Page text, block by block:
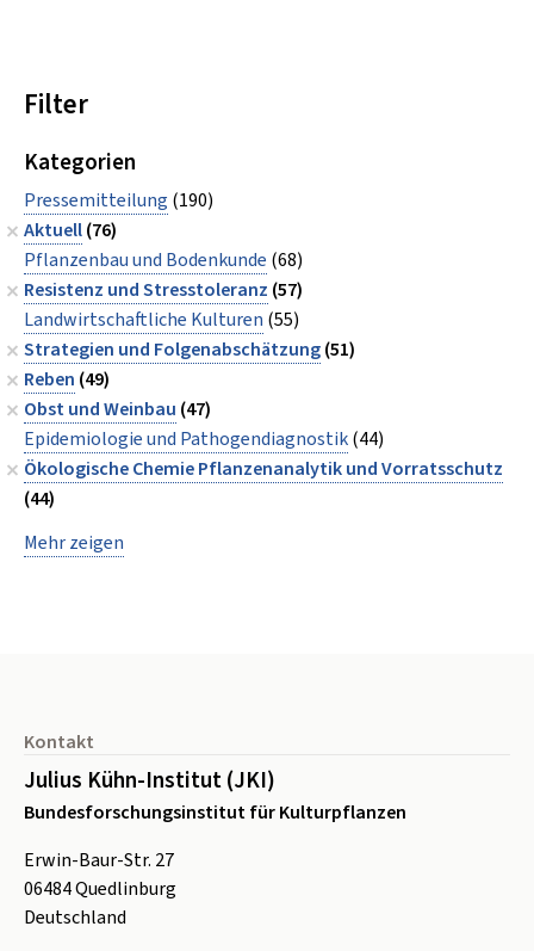
Filter
Kategorien
Pressemitteilung (190)
Aktuell(76)
Pflanzenbau und Bodenkunde (68)
Resistenz und Stresstoleranz (57)
Landwirtschaftliche Kulturen (55)
Strategien und Folgenabschätzung(51)
Reben (49)
Obst und Weinbau (47)
Epidemiologie und Pathogendiagnostik(44)
Ökologische Chemie Pflanzenanalytik und Vorratsschutz
(44)
Mehr zeigen
Kontakt
Julius Kühn-Institut (JKI)
Bundesforschungsinstitut für Kulturpflanzen
Erwin-Baur-Str. 27
06484Quedlinburg
Deutschland